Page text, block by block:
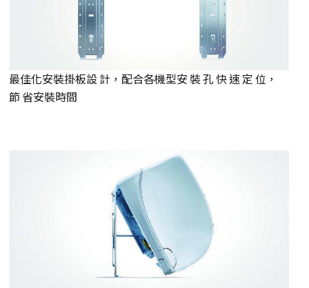
最佳化安裝掛板設 計，配合各機型安 裝 孔 快 速 定 位，
節 省安裝時間